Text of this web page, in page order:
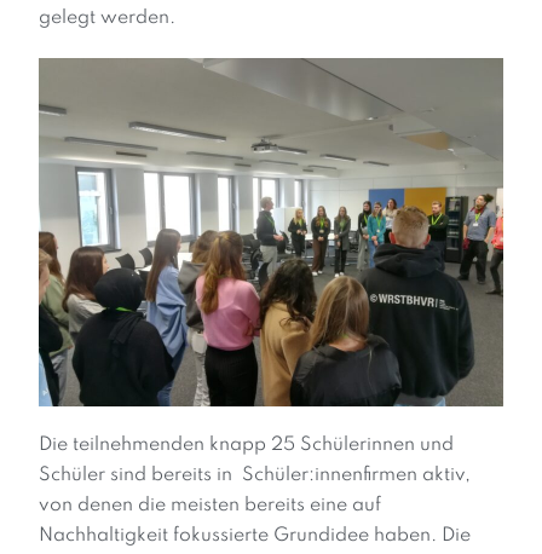
gelegt werden.
Die teilnehmenden knapp 25 Schülerinnen und
Schüler sind bereits in Schüler:innenfirmen aktiv,
von denen die meisten bereits eine auf
Nachhaltigkeit fokussierte Grundidee haben. Die